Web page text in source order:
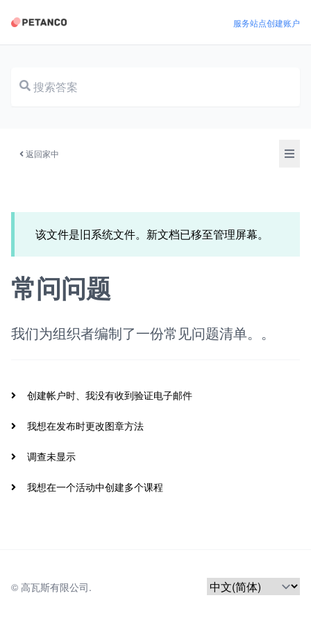
文档 服务站点创建账户
返回家中
该文件是旧系统文件。新文档已移至管理屏幕。
常问问题
我们为组织者编制了一份常见问题清单。。
创建帐户时、我没有收到验证电子邮件
我想在发布时更改图章方法
调查未显示
我想在一个活动中创建多个课程
© 高瓦斯有限公司.